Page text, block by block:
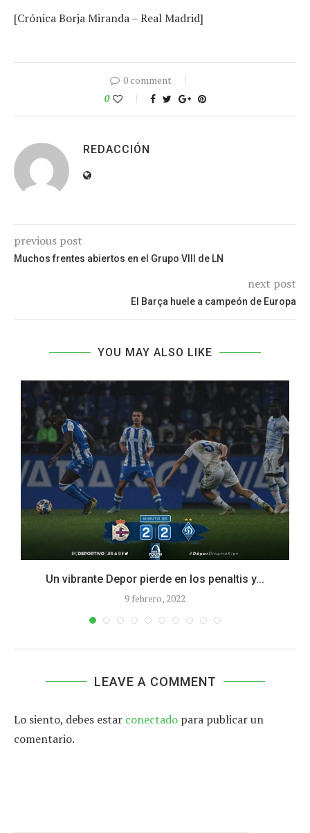
[Crónica Borja Miranda – Real Madrid]
0 comment
0
REDACCIÓN
previous post
Muchos frentes abiertos en el Grupo VIII de LN
next post
El Barça huele a campeón de Europa
YOU MAY ALSO LIKE
Un vibrante Depor pierde en los penaltis y...
9 febrero, 2022
LEAVE A COMMENT
Lo siento, debes estar conectado para publicar un
comentario.